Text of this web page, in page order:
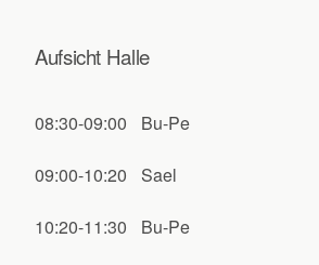
Aufsicht Halle
08:30-09:00 Bu-Pe
09:00-10:20 Sael
10:20-11:30 Bu-Pe